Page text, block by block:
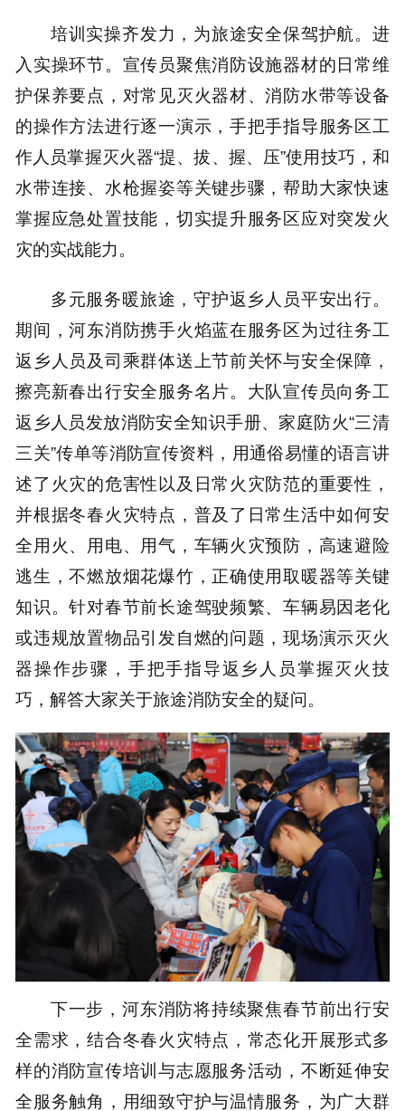
培训实操齐发力，为旅途安全保驾护航。进
入实操环节。宣传员聚焦消防设施器材的日常维
护保养要点，对常见灭火器材、消防水带等设备
的操作方法进行逐一演示，手把手指导服务区工
作人员掌握灭火器“提、拔、握、压”使用技巧，和
水带连接、水枪握姿等关键步骤，帮助大家快速
掌握应急处置技能，切实提升服务区应对突发火
灾的实战能力。
多元服务暖旅途，守护返乡人员平安出行。
期间，河东消防携手火焰蓝在服务区为过往务工
返乡人员及司乘群体送上节前关怀与安全保障，
擦亮新春出行安全服务名片。大队宣传员向务工
返乡人员发放消防安全知识手册、家庭防火“三清
三关”传单等消防宣传资料，用通俗易懂的语言讲
述了火灾的危害性以及日常火灾防范的重要性，
并根据冬春火灾特点，普及了日常生活中如何安
全用火、用电、用气，车辆火灾预防，高速避险
逃生，不燃放烟花爆竹，正确使用取暖器等关键
知识。针对春节前长途驾驶频繁、车辆易因老化
或违规放置物品引发自燃的问题，现场演示灭火
器操作步骤，手把手指导返乡人员掌握灭火技
巧，解答大家关于旅途消防安全的疑问。
下一步，河东消防将持续聚焦春节前出行安
全需求，结合冬春火灾特点，常态化开展形式多
样的消防宣传培训与志愿服务活动，不断延伸安
全服务触角，用细致守护与温情服务，为广大群